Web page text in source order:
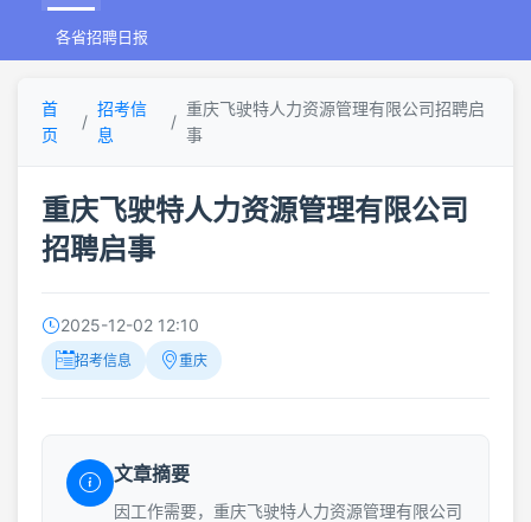
各省招聘日报
首
页
招考信
息
重庆飞驶特人力资源管理有限公司招聘启
事
重庆飞驶特人力资源管理有限公司
招聘启事
2025-12-02 12:10
招考信息 重庆
文章摘要
因工作需要，重庆飞驶特人力资源管理有限公司